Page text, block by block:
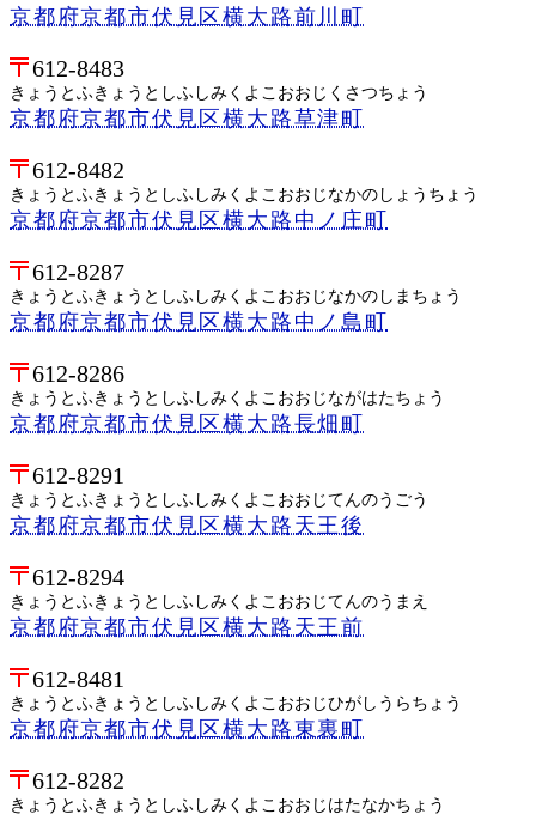
京都府京都市伏見区横大路前川町
612-8483
きょうとふきょうとしふしみくよこおおじくさつちょう
京都府京都市伏見区横大路草津町
612-8482
きょうとふきょうとしふしみくよこおおじなかのしょうちょう
京都府京都市伏見区横大路中ノ庄町
612-8287
きょうとふきょうとしふしみくよこおおじなかのしまちょう
京都府京都市伏見区横大路中ノ島町
612-8286
きょうとふきょうとしふしみくよこおおじながはたちょう
京都府京都市伏見区横大路長畑町
612-8291
きょうとふきょうとしふしみくよこおおじてんのうごう
京都府京都市伏見区横大路天王後
612-8294
きょうとふきょうとしふしみくよこおおじてんのうまえ
京都府京都市伏見区横大路天王前
612-8481
きょうとふきょうとしふしみくよこおおじひがしうらちょう
京都府京都市伏見区横大路東裏町
612-8282
きょうとふきょうとしふしみくよこおおじはたなかちょう